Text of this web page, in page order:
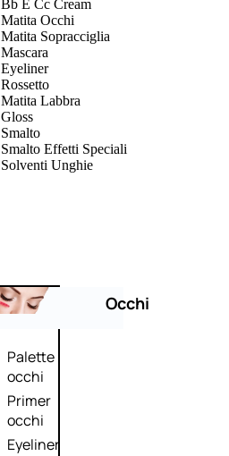
Bb E Cc Cream
Matita Occhi
Matita Sopracciglia
Mascara
Eyeliner
Rossetto
Matita Labbra
Gloss
Smalto
Smalto Effetti Speciali
Solventi Unghie
Occhi
Palette
occhi
Primer
occhi
Eyeliner